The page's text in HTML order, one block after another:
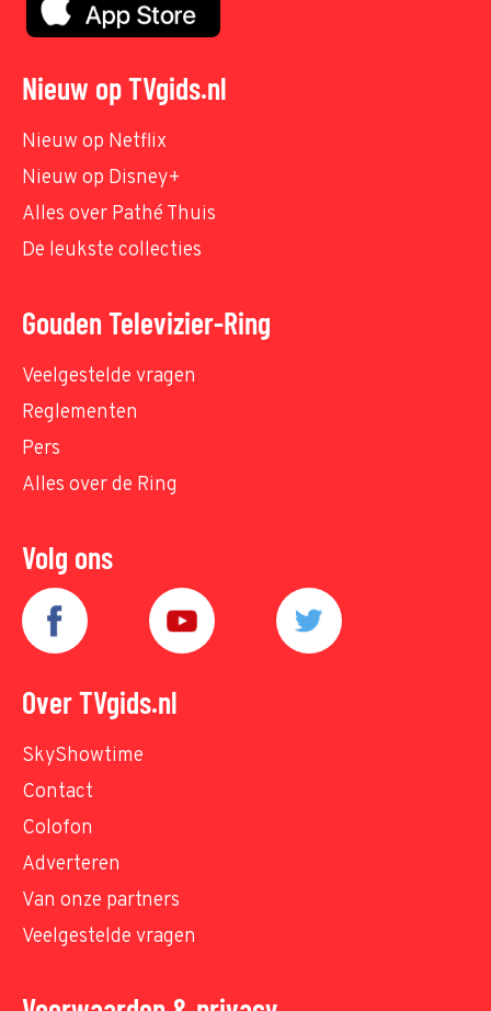
Nieuw op TVgids.nl
Nieuw op Netflix
Nieuw op Disney+
Alles over Pathé Thuis
De leukste collecties
Gouden Televizier-Ring
Veelgestelde vragen
Reglementen
Pers
Alles over de Ring
Volg ons
Over TVgids.nl
SkyShowtime
Contact
Colofon
Adverteren
Van onze partners
Veelgestelde vragen